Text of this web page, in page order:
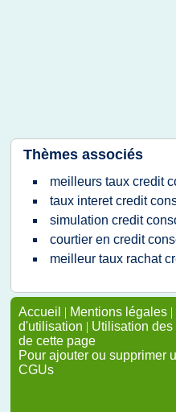
Thèmes associés
meilleurs taux credit
taux interet credit
simulation credit
courtier en credit
meilleur taux rachat
Accueil | Mentions légales |
d'utilisation | Utilisation des
de cette page
Pour ajouter ou supprimer
CGUs